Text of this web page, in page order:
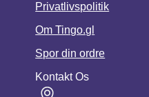
Privatlivspolitik
Om Tingo.gl
Spor din ordre
Kontakt Os